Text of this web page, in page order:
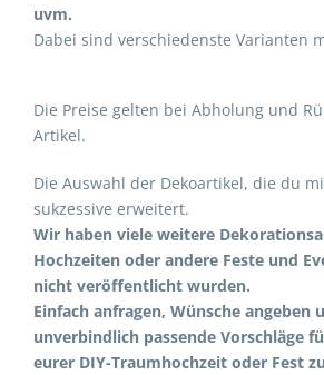
uvm.
Dabei sind verschiedenste Varianten
Die Preise gelten bei Abholung und
Artikel.
Die Auswahl der Dekoartikel, die du
sukzessive erweitert.
Wir haben viele weitere
Hochzeiten oder andere Feste und
nicht veröffentlicht wurden.
Einfach anfragen, Wünsche angeben
unverbindlich passende Vorschläge
eurer DIY-Traumhochzeit oder Fest